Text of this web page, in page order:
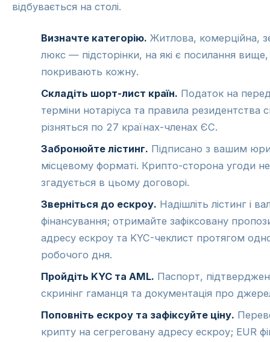
відбувається на столі.
Визначте категорію. Житлова, комерційна,
люкс — підсторінки, на які є посилання вище,
покривають кожну.
Складіть шорт-лист країн. Податок на
терміни нотаріуса та правила резидентства
різняться по 27 країнах-членах ЄС.
Забронюйте лістинг. Підписано з вашим
місцевому форматі. Крипто-сторона угоди не
згадується в цьому договорі.
Зверніться до ескроу. Надішліть лістинг і
фінансування; отримайте зафіксовану
адресу ескроу та KYC-чеклист протягом
робочого дня.
Пройдіть KYC та AML. Паспорт,
скринінг гаманця та документація про
Поповніть ескроу та зафіксуйте ціну.
крипту на сегреговану адресу ескроу; EUR